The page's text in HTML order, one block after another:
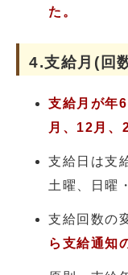
た。
4.支給月(回
支給月が年
月、12月、
支給日は支
土曜、日曜
支給回数の
ら支給通知